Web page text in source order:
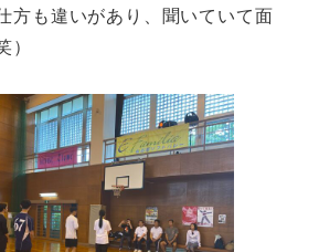
方も違いがあり、聞いていて面